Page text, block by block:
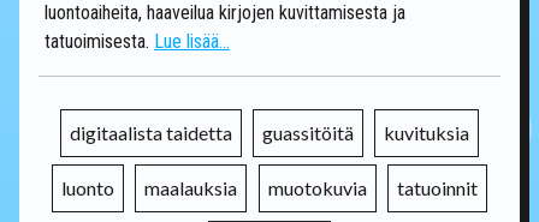
luontoaiheita, haaveilua kirjojen kuvittamisesta ja
tatuoimisesta. Lue lisää...
digitaalista taidetta guassitöitä kuvituksia
luonto maalauksia muotokuvia tatuoinnit